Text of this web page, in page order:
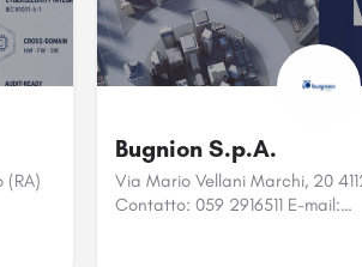
Bugnion S.p.A.
Via Mario Vellani Marchi, 20
Contatto: 059 2916511 E-mail:…